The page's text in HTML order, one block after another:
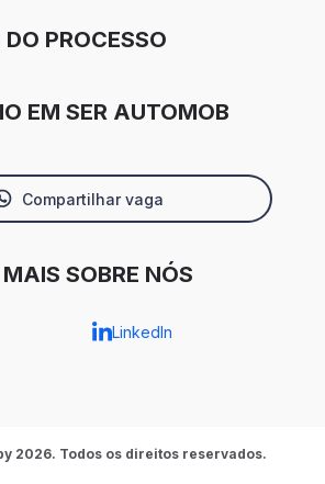
PROCESSO
EM SER AUTOMOB
Compartilhar vaga
SOBRE NÓS
LinkedIn
2026. Todos os direitos reservados.